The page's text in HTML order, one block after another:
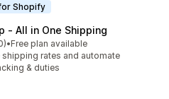
Shopify
‑ All in One Shipping
5
totali
•Free plan available
shipping rates and automate
& duties